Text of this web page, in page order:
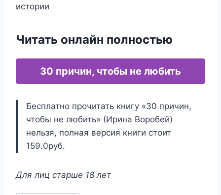
истории
Читать онлайн полностью
30 причин, чтобы не любить
Бесплатно прочитать книгу «30 причин,
чтобы не любить» (Ирина Воробей)
нельзя, полная версия книги стоит
159.0руб.
Для лиц старше 18 лет